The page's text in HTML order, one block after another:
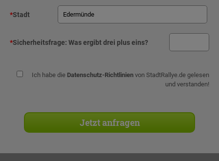
*Stadt
*Sicherheitsfrage: Was ergibt drei plus eins?
Ich habe die Datenschutz-Richtlinien von StadtRallye.de gelesen
und verstanden!